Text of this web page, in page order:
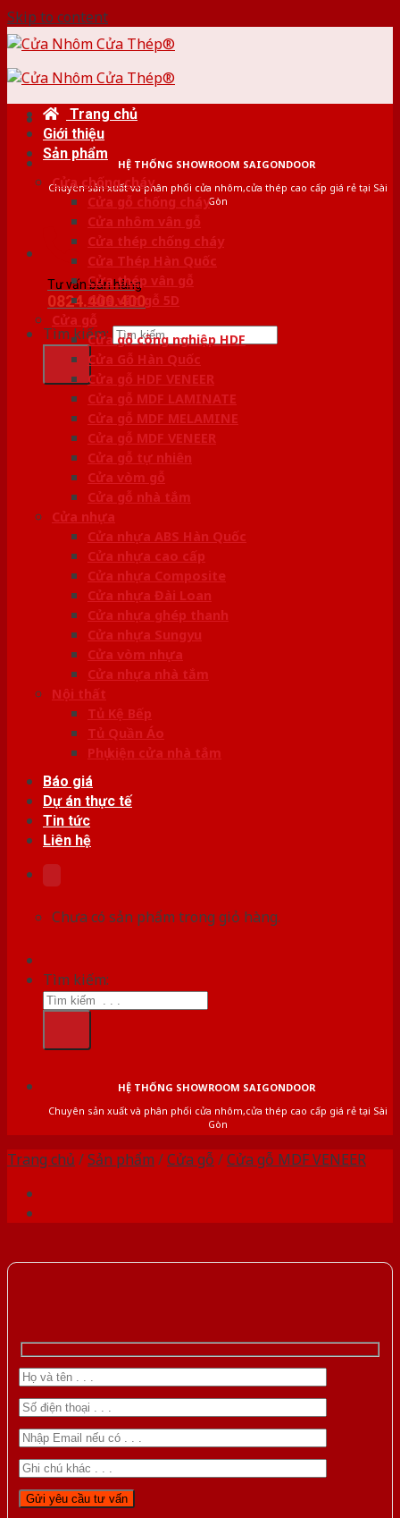
Skip to content
HỆ THỐNG SHOWROOM SAIGONDOOR
Chuyên sản xuất và phân phối cửa nhôm,cửa thép cao cấp giá rẻ tại Sài
Gòn
Tư vấn bán hàng
0824.400.400
Tìm kiếm:
Trang chủ
Giới thiệu
Sản phẩm
Cửa chống cháy
Cửa gỗ chống cháy
Cửa nhôm vân gỗ
Cửa thép chống cháy
Cửa Thép Hàn Quốc
Cửa thép vân gỗ
Cửa vân gỗ 5D
Cửa gỗ
Cửa gỗ công nghiệp HDF
Cửa Gỗ Hàn Quốc
Cửa gỗ HDF VENEER
Cửa gỗ MDF LAMINATE
Cửa gỗ MDF MELAMINE
Cửa gỗ MDF VENEER
Cửa gỗ tự nhiên
Cửa vòm gỗ
Cửa gỗ nhà tắm
Cửa nhựa
Cửa nhựa ABS Hàn Quốc
Cửa nhựa cao cấp
Cửa nhựa Composite
Cửa nhựa Đài Loan
Cửa nhựa ghép thanh
Cửa nhựa Sungyu
Cửa vòm nhựa
Cửa nhựa nhà tắm
Nội thất
Tủ Kệ Bếp
Tủ Quần Áo
Phụ kiện cửa nhà tắm
Báo giá
Dự án thực tế
Tin tức
Liên hệ
Chưa có sản phẩm trong giỏ hàng.
Tìm kiếm:
HỆ THỐNG SHOWROOM SAIGONDOOR
Chuyên sản xuất và phân phối cửa nhôm,cửa thép cao cấp giá rẻ tại Sài
Gòn
Trang chủ /Sản phẩm /Cửa gỗ /Cửa gỗ MDF VENEER